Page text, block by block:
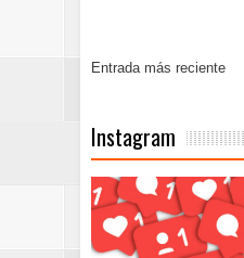
Entrada más reciente
Instagram